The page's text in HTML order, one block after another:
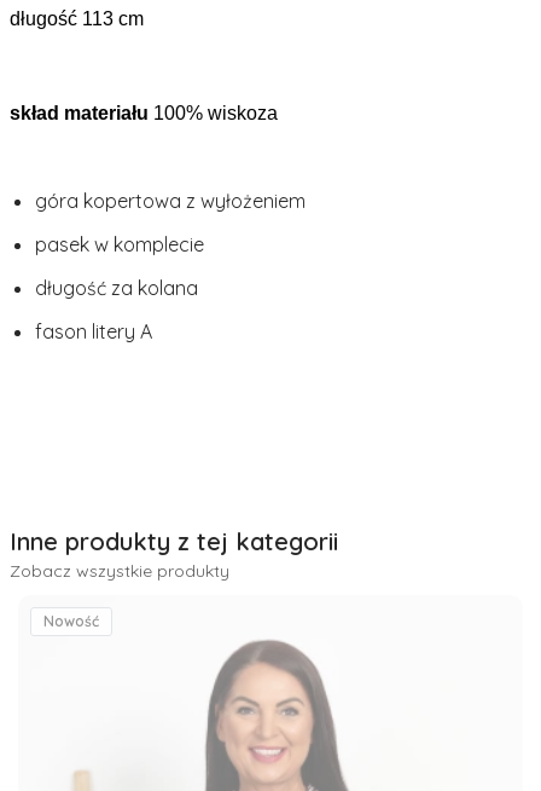
długość 113 cm
skład materiału 100% wiskoza
góra kopertowa z wyłożeniem
pasek w komplecie
długość za kolana
fason litery A
Inne produkty z tej kategorii
Zobacz wszystkie produkty
Nowość